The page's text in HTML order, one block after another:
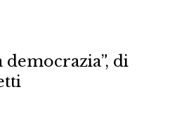
democrazia”, di